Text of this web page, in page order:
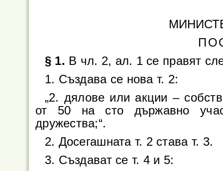
§ 1. В чл. 2, ал. 1 се правят
1. Създава се нова т. 2:
„2. дялове или акции –
от 50 на сто държавно
дружества;“.
2. Досегашната т. 2 става т. 3.
3. Създават се т. 4 и 5: